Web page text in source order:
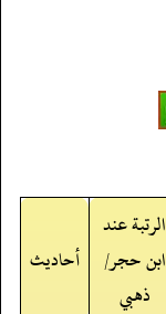
الرتبة عند
ابن حجر/
ذهبي
أحاديث